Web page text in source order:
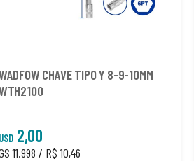
CHAVE TIPO Y 8-9-10MM
USD 2,00
11.998 / R$ 10,46